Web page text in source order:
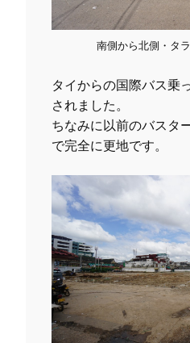
南側から北側・タ
タイからの国際バス乗
されました。
ちなみに以前のバスタ
で完全に更地です。